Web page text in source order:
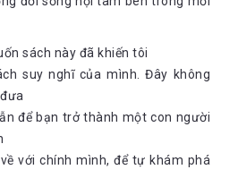
sách này đã khiến tôi
suy nghĩ của mình. Đây không
để bạn trở thành một con người
với chính mình, để tự khám phá